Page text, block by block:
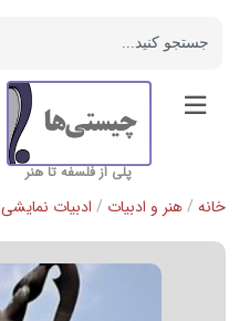
پلی از فلسفه تا هنر
خانه /هنر و ادبیات / ادبیات نمایشی